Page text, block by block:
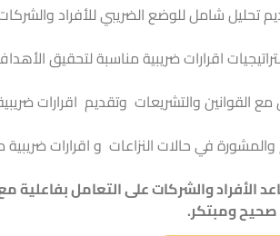
تحليل شامل للوضع الضريبي للأفراد
اقرارات ضريبية مناسبة لتحقيق
مع القوانين والتشريعات وتقديم اقرارات
في حالات النزاعات و اقرارات
والشركات على التعامل بفاعلية
ومبتكر.